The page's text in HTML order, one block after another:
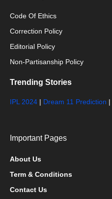
Code Of Ethics
Correction Policy
Editorial Policy
Non-Partisanship Policy
Trending Stories
IPL 2024 | Dream 11 Prediction |
Important Pages
About Us
Term & Conditions
Contact Us